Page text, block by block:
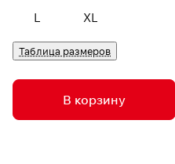
L XL
Таблица размеров
В корзину